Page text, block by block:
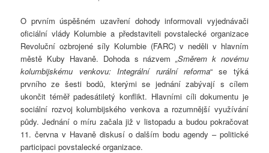
O prvním úspěšném uzavření dohody informovali vyjednávači
oficiální vlády Kolumbie a představiteli povstalecké organizace
Revoluční ozbrojené síly Kolumbie (FARC) v neděli v hlavním
městě Kuby Havaně. Dohoda s názvem„Směrem k novému
kolumbijskému venkovu: Integrální rurální reforma“ se týká
prvního ze šesti bodů, kterými se jednání zabývají s cílem
ukončit téměř padesátiletý konflikt. Hlavními cíli dokumentu je
sociální rozvoj kolumbijského venkova a rozumnější využívání
půdy. Jednání o míru začala již v listopadu a budou pokračovat
11. června v Havaně diskusí o dalším bodu agendy – politické
participaci povstalecké organizace.